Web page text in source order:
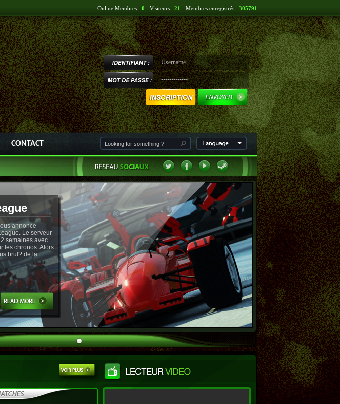
Online Membres : 0 - Visiteurs : 21 - Membres enregistrés : 305791
CONTACT
annonce
Le serveur
semaines avec
les chronos. Alors
brul? de la